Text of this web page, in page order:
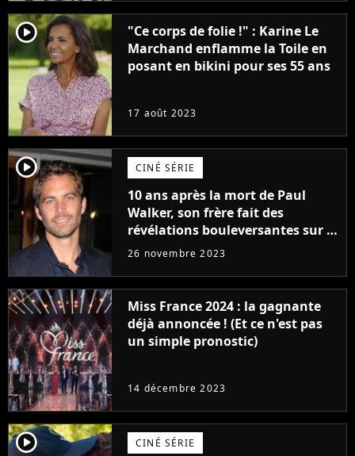
player2
"Ce corps de folie !" : Karine Le
Marchand enflamme la Toile en
posant en bikini pour ses 55 ans
17 août 2023
player2 CINÉ SÉRIE
10 ans après la mort de Paul
Walker, son frère fait des
révélations bouleversantes sur la
réaction des acteurs de Fast and
26 novembre 2023
Miss France 2024 : la gagnante
déjà annoncée ! (Et ce n'est pas
un simple pronostic)
14 décembre 2023
player2 CINÉ SÉRIE